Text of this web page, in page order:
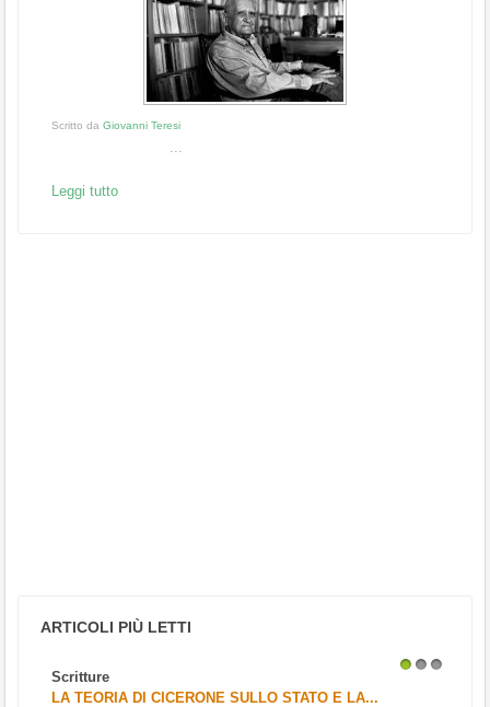
Scritto da Giovanni Teresi
Leggi tutto
ARTICOLI PIÙ LETTI
Scritture
LA TEORIA DI CICERONE SULLO STATO E LA...